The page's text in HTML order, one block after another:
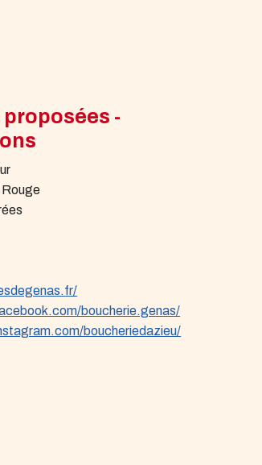
-
Rouge
boucherie.genas/
boucheriedazieu/